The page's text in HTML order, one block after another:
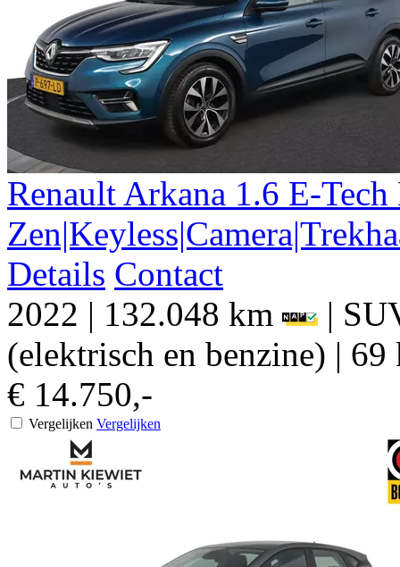
Renault Arkana 1.6 E-
Details Contact
2022 | 132.048 km |
(elektrisch en benzine) | 69
€ 14.750,-
Vergelijken Vergelijken